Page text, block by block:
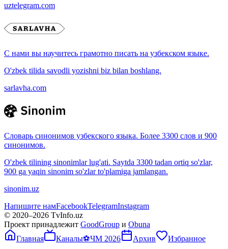
uztelegram.com
С нами вы научитесь грамотно писать на узбекском языке.
O'zbek tilida savodli yozishni biz bilan boshlang.
sarlavha.com
Словарь синонимов узбекского языка. Более 3300 слов и 900
синонимов.
O'zbek tilining sinonimlar lug'ati. Saytda 3300 tadan ortiq so'zlar,
900 ga yaqin sinonim so'zlar to'plamiga jamlangan.
sinonim.uz
Напишите намFacebookTelegramInstagram
© 2020–2026 TvInfo.uz
Проект принадлежит GoodGroup и Obuna
Главная
Каналы⚽ЧМ 2026 Архив Избранное